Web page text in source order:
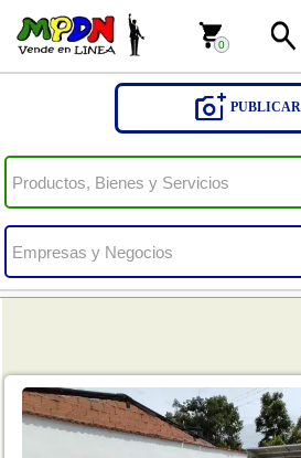
0
PUBLICAR
0